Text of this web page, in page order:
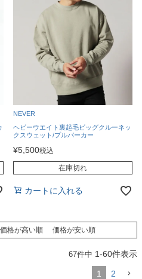
NEVER
ヘビーウエイト裏起毛ビッグクルーネッ
クスウェット/プルパーカー
¥5,500税込
在庫切れ
カートに入れる
価格が高い順 価格が安い順
67件中 1-60件表示
1 2